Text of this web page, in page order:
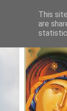
This
are